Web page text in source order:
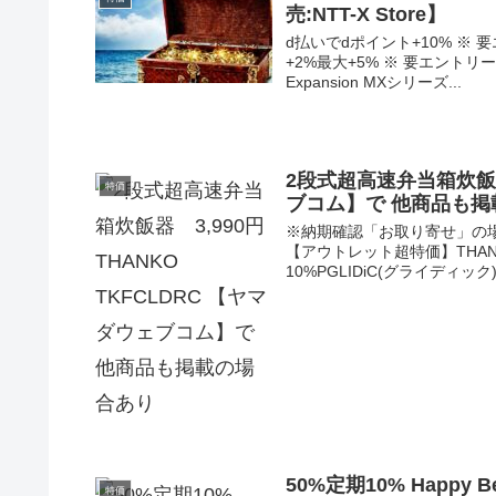
売:NTT-X Store】
d払いでdポイント+10% ※ 要
+2%最大+5% ※ 要エントリ
Expansion MXシリーズ...
特価
2段式超高速弁当箱炊
ブコム】で 他商品も
※納期確認「お取り寄せ」の
【アウトレット超特価】
10%PGLIDiC(グライディッ
特価 50%定期10% Happy